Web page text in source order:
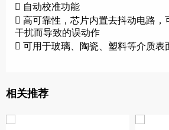
 自动校准功能
 高可靠性，芯片内置去抖动电路，
干扰而导致的误动作
 可用于玻璃、陶瓷、塑料等介质表
相关推荐